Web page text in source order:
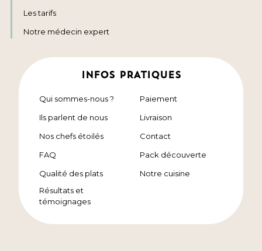
Les tarifs
Notre médecin expert
INFOS PRATIQUES
Qui sommes-nous ?
Ils parlent de nous
Nos chefs étoilés
FAQ
Qualité des plats
Résultats et
témoignages
Paiement
Livraison
Contact
Pack découverte
Notre cuisine